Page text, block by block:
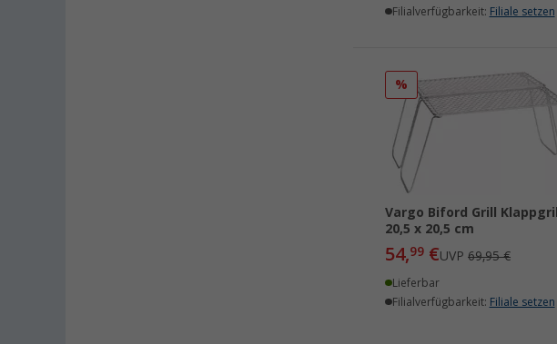
Filialverfügbarkeit: Filiale setzen
%
Vargo Biford Grill Klappgrill
20,5 x 20,5 cm
54,99 €UVP69,95 €
Lieferbar
Filialverfügbarkeit: Filiale setzen